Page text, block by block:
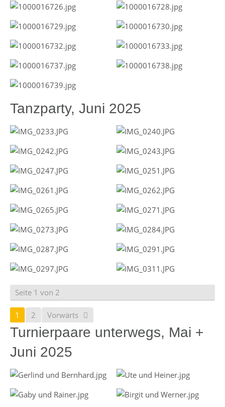
Tanzparty, Juni 2025
Seite 1 von 2
1 2 Vorwärts
Turnierpaare unterwegs, Mai +
Juni 2025